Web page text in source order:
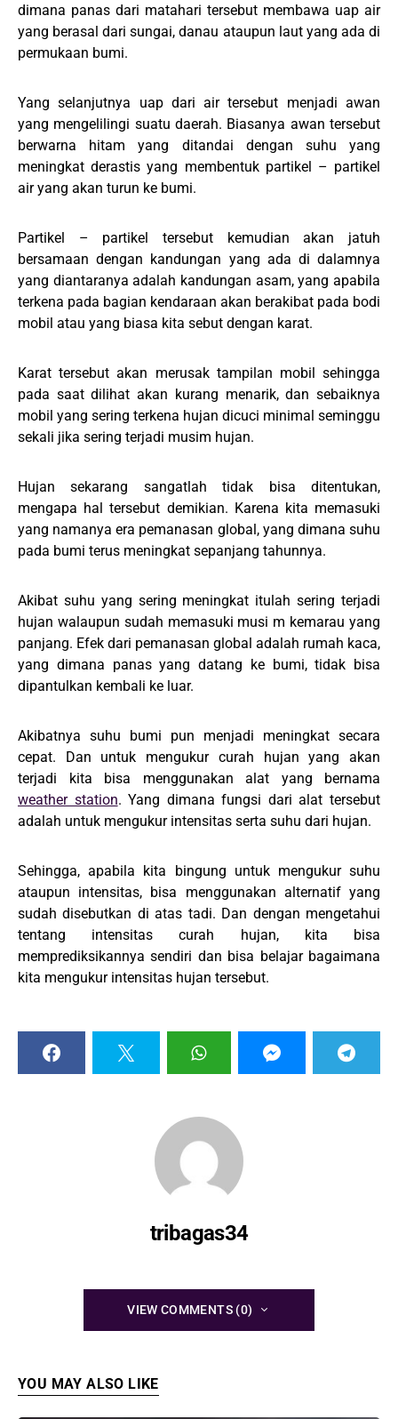
dimana panas dari matahari tersebut membawa uap air
yang berasal dari sungai, danau ataupun laut yang ada di
permukaan bumi.
Yang selanjutnya uap dari air tersebut menjadi awan
yang mengelilingi suatu daerah. Biasanya awan tersebut
berwarna hitam yang ditandai dengan suhu yang
meningkat derastis yang membentuk partikel – partikel
air yang akan turun ke bumi.
Partikel – partikel tersebut kemudian akan jatuh
bersamaan dengan kandungan yang ada di dalamnya
yang diantaranya adalah kandungan asam, yang apabila
terkena pada bagian kendaraan akan berakibat pada bodi
mobil atau yang biasa kita sebut dengan karat.
Karat tersebut akan merusak tampilan mobil sehingga
pada saat dilihat akan kurang menarik, dan sebaiknya
mobil yang sering terkena hujan dicuci minimal seminggu
sekali jika sering terjadi musim hujan.
Hujan sekarang sangatlah tidak bisa ditentukan,
mengapa hal tersebut demikian. Karena kita memasuki
yang namanya era pemanasan global, yang dimana suhu
pada bumi terus meningkat sepanjang tahunnya.
Akibat suhu yang sering meningkat itulah sering terjadi
hujan walaupun sudah memasuki musi m kemarau yang
panjang. Efek dari pemanasan global adalah rumah kaca,
yang dimana panas yang datang ke bumi, tidak bisa
dipantulkan kembali ke luar.
Akibatnya suhu bumi pun menjadi meningkat secara
cepat. Dan untuk mengukur curah hujan yang akan
terjadi kita bisa menggunakan alat yang bernama
weather station. Yang dimana fungsi dari alat tersebut
adalah untuk mengukur intensitas serta suhu dari hujan.
Sehingga, apabila kita bingung untuk mengukur suhu
ataupun intensitas, bisa menggunakan alternatif yang
sudah disebutkan di atas tadi. Dan dengan mengetahui
tentang intensitas curah hujan, kita bisa
memprediksikannya sendiri dan bisa belajar bagaimana
kita mengukur intensitas hujan tersebut.
tribagas34
VIEW COMMENTS (0)
YOU MAY ALSO LIKE